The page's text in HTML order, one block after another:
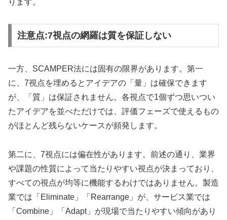
ります。
注意点:7視点の網羅は質を保証しない
一方、SCAMPER法には固有の限界があります。第一
に、7視点を埋めるとアイデアの「量」は確保できます
が、「質」は保証されません。各視点で1個ずつ思いつい
たアイデアを並べただけでは、評価フェーズで使えるもの
がほとんど残らないケースが頻発します。
第二に、7視点には偏在性があります。前述の通り、業界
や課題の性質によって当たりやすい視点が決まっており、
すべての視点が均等に機能するわけではありません。製造
業では「Eliminate」「Rearrange」が、サービス業では
「Combine」「Adapt」が現場で当たりやすい傾向があり